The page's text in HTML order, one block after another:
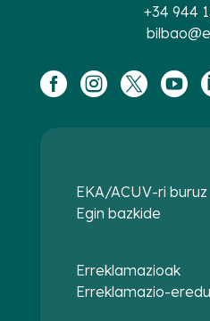
+34 944
   
EKA/ACUV-ri buruz
Egin bazkide
Erreklamazioak
Erreklamazio-